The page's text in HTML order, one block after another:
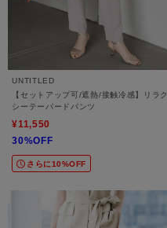
UNTITLED
【セットアップ可/遮熱/接触冷感】リラク
シーテーパードパンツ
¥11,550
30%OFF
さらに10%OFF